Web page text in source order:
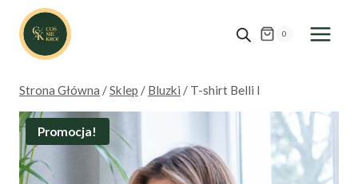
Przejdź
treści
0
Strona Główna /Sklep / Bluzki / T-shirt Belli I
Promocja!